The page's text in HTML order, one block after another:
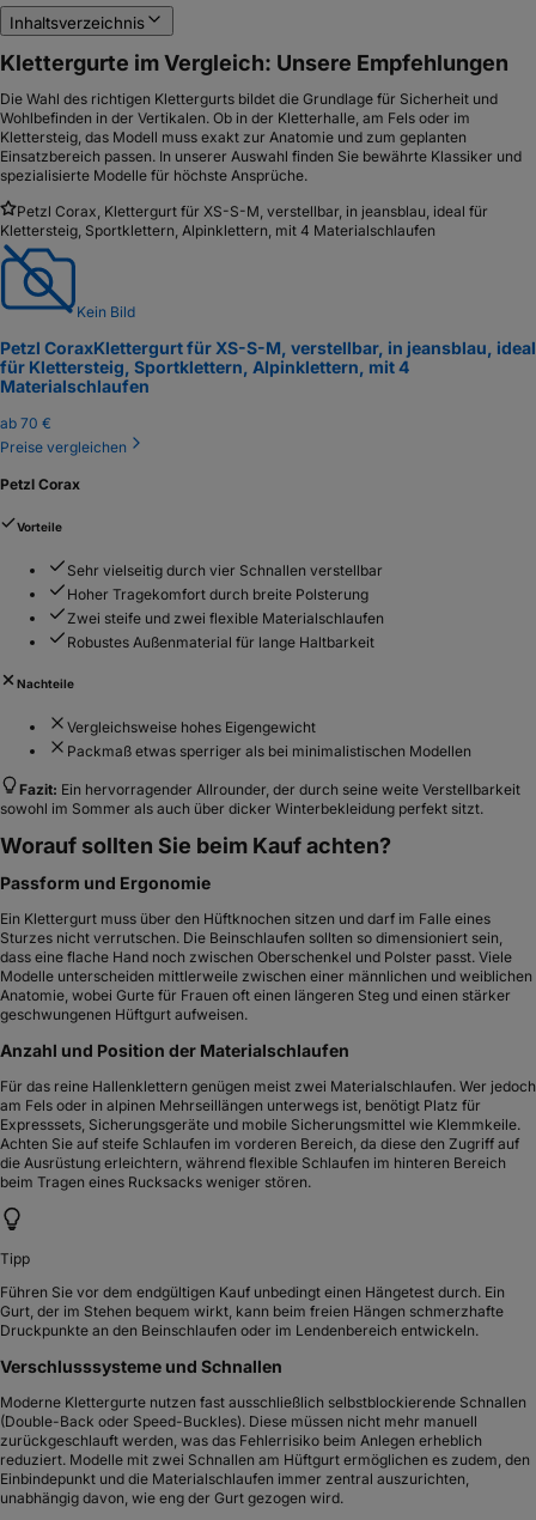
Inhaltsverzeichnis
Klettergurte im Vergleich: Unsere Empfehlungen
Die Wahl des richtigen Klettergurts bildet die Grundlage für Sicherheit und
Wohlbefinden in der Vertikalen. Ob in der Kletterhalle, am Fels oder im
Klettersteig, das Modell muss exakt zur Anatomie und zum geplanten
Einsatzbereich passen. In unserer Auswahl finden Sie bewährte Klassiker und
spezialisierte Modelle für höchste Ansprüche.
Petzl Corax, Klettergurt für XS-S-M, verstellbar, in jeansblau, ideal für
Klettersteig, Sportklettern, Alpinklettern, mit 4 Materialschlaufen
Kein Bild
Petzl CoraxKlettergurt für XS-S-M, verstellbar, in jeansblau, ideal
für Klettersteig, Sportklettern, Alpinklettern, mit 4
Materialschlaufen
ab 70 €
Preise vergleichen
Petzl Corax
Vorteile
Sehr vielseitig durch vier Schnallen verstellbar
Hoher Tragekomfort durch breite Polsterung
Zwei steife und zwei flexible Materialschlaufen
Robustes Außenmaterial für lange Haltbarkeit
Nachteile
Vergleichsweise hohes Eigengewicht
Packmaß etwas sperriger als bei minimalistischen Modellen
Fazit: Ein hervorragender Allrounder, der durch seine weite Verstellbarkeit
sowohl im Sommer als auch über dicker Winterbekleidung perfekt sitzt.
Worauf sollten Sie beim Kauf achten?
Passform und Ergonomie
Ein Klettergurt muss über den Hüftknochen sitzen und darf im Falle eines
Sturzes nicht verrutschen. Die Beinschlaufen sollten so dimensioniert sein,
dass eine flache Hand noch zwischen Oberschenkel und Polster passt. Viele
Modelle unterscheiden mittlerweile zwischen einer männlichen und weiblichen
Anatomie, wobei Gurte für Frauen oft einen längeren Steg und einen stärker
geschwungenen Hüftgurt aufweisen.
Anzahl und Position der Materialschlaufen
Für das reine Hallenklettern genügen meist zwei Materialschlaufen. Wer jedoch
am Fels oder in alpinen Mehrseillängen unterwegs ist, benötigt Platz für
Expresssets, Sicherungsgeräte und mobile Sicherungsmittel wie Klemmkeile.
Achten Sie auf steife Schlaufen im vorderen Bereich, da diese den Zugriff auf
die Ausrüstung erleichtern, während flexible Schlaufen im hinteren Bereich
beim Tragen eines Rucksacks weniger stören.
Tipp
Führen Sie vor dem endgültigen Kauf unbedingt einen Hängetest durch. Ein
Gurt, der im Stehen bequem wirkt, kann beim freien Hängen schmerzhafte
Druckpunkte an den Beinschlaufen oder im Lendenbereich entwickeln.
Verschlusssysteme und Schnallen
Moderne Klettergurte nutzen fast ausschließlich selbstblockierende Schnallen
(Double-Back oder Speed-Buckles). Diese müssen nicht mehr manuell
zurückgeschlauft werden, was das Fehlerrisiko beim Anlegen erheblich
reduziert. Modelle mit zwei Schnallen am Hüftgurt ermöglichen es zudem, den
Einbindepunkt und die Materialschlaufen immer zentral auszurichten,
unabhängig davon, wie eng der Gurt gezogen wird.